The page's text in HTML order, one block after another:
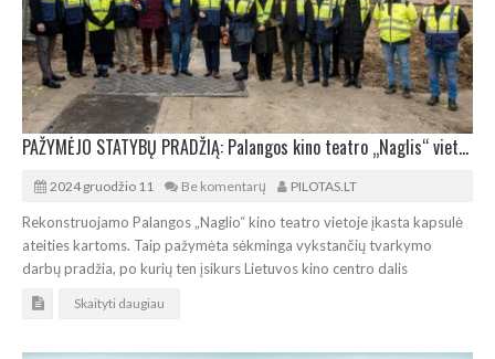
PAŽYMĖJO STATYBŲ PRADŽIĄ: Palangos kino teatro „Naglis“ vietoje kuriasi filmoteka
2024 gruodžio 11 Be komentarų PILOTAS.LT
Rekonstruojamo Palangos „Naglio“ kino teatro vietoje įkasta kapsulė
ateities kartoms. Taip pažymėta sėkminga vykstančių tvarkymo
darbų pradžia, po kurių ten įsikurs Lietuvos kino centro dalis
Skaityti daugiau